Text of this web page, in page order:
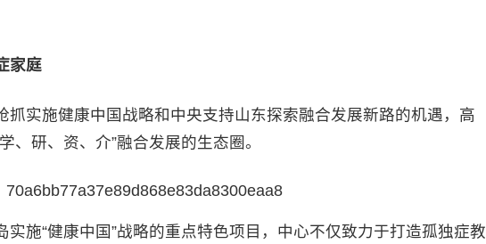
家庭
实施健康中国战略和中央支持山东探索融合发展新路的机遇，高
、研、资、介”融合发展的生态圈。
“健康中国”战略的重点特色项目，中心不仅致力于打造孤独症教